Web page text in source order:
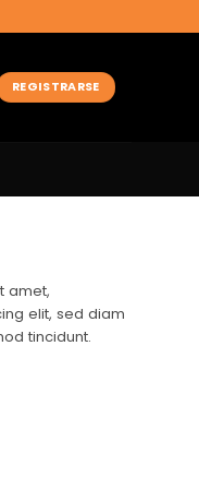
REGISTRARSE
amet,
elit, sed diam
tincidunt.